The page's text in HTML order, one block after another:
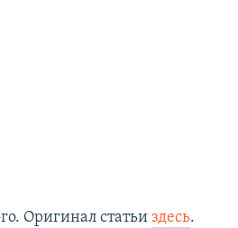
Оригинал статьи здесь.